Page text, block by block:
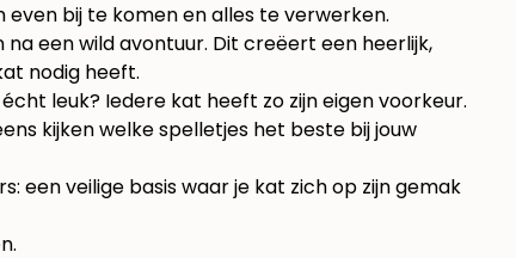
bij te komen en alles te verwerken.
een wild avontuur. Dit creëert een heerlijk,
nodig heeft.
leuk? Iedere kat heeft zo zijn eigen voorkeur.
kijken welke spelletjes het beste bij jouw
een veilige basis waar je kat zich op zijn gemak